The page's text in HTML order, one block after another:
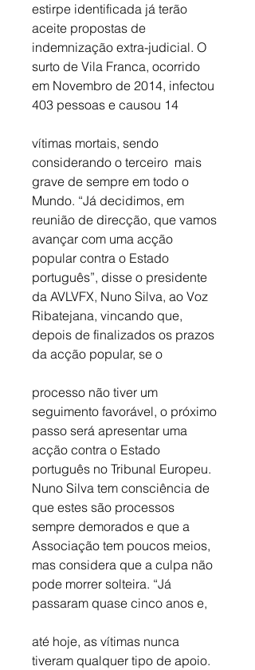
estirpe identificada já terão
aceite propostas de
indemnização extra-judicial. O
surto de Vila Franca, ocorrido
em Novembro de 2014, infectou
403 pessoas e causou 14
vítimas mortais, sendo
considerando o terceiro  mais
grave de sempre em todo o
Mundo. “Já decidimos, em
reunião de direcção, que vamos
avançar com uma acção
popular contra o Estado
português”, disse o presidente
da AVLVFX, Nuno Silva, ao Voz
Ribatejana, vincando que,
depois de finalizados os prazos
da acção popular, se o
processo não tiver um
seguimento favorável, o próximo
passo será apresentar uma
acção contra o Estado
português no Tribunal Europeu.
Nuno Silva tem consciência de
que estes são processos
sempre demorados e que a
Associação tem poucos meios,
mas considera que a culpa não
pode morrer solteira. “Já
passaram quase cinco anos e,
até hoje, as vítimas nunca
tiveram qualquer tipo de apoio.